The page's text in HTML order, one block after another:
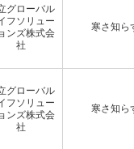
グローバル
フソリュー
ンズ株式会
社
寒さ知ら
グローバル
フソリュー
ンズ株式会
社
寒さ知ら